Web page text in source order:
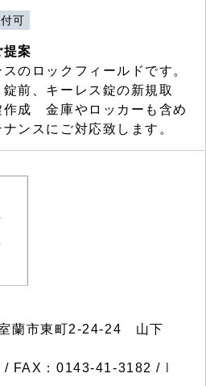
可
案
のロックフィールドです。
前、キーレス錠の新規取
成 金庫やロッカーも含め
ンスにご対応致します。
蘭市東町2-24-24 山下
FAX：0143-41-3182 /